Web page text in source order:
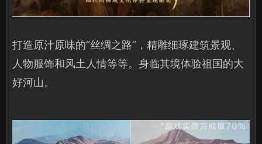
打造原汁原味的“丝绸之路”，精雕细琢建筑景观、
人物服饰和风土人情等等。身临其境体验祖国的大
好河山。